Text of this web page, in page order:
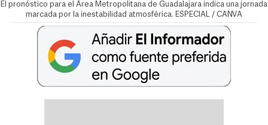
El pronóstico para el Área Metropolitana de Guadalajara indica una jornada
marcada por la inestabilidad atmosférica. ESPECIAL / CANVA